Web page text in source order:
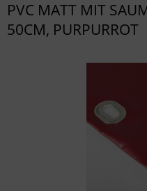
PVC MATT MIT
50CM, PURPURROT